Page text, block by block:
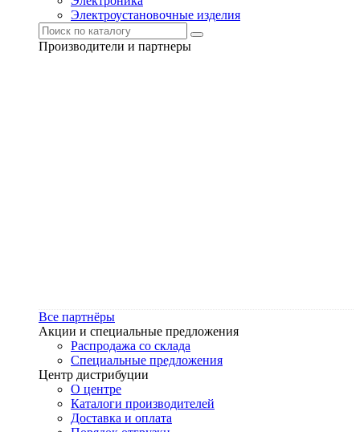
Электроустановочные изделия
Производители и партнеры
Все партнёры
Акции и специальные предложения
Распродажа со склада
Специальные предложения
Центр дистрибуции
О центре
Каталоги производителей
Доставка и оплата